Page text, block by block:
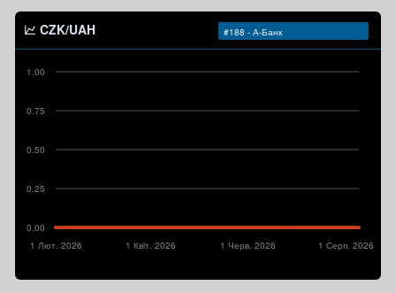
CZK/UAH
0.00
0.25
0.50
0.75
1.00
1 Серп. 2026
1 Черв. 2026
1 Квiт. 2026
1 Лют. 2026